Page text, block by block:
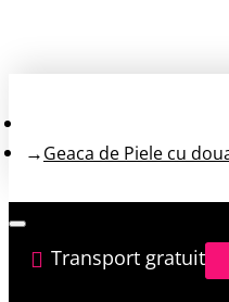
Geaca de Piele cu
Transport gratuit